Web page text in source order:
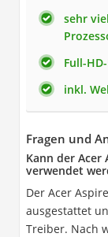
sehr
Full-
inkl.
Fragen und
Kann der
verwendet
Der Acer
ausgestattet
Treiber. Nach